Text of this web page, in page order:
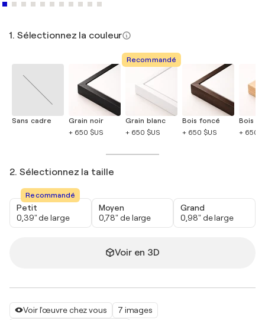
Voir l'œuvre chez vous
7 images
1. Sélectionnez la couleur
Sans cadre
Grain noir
+ 650 $US
Recommandé
Grain blanc
+ 650 $US
Bois foncé
+ 650 $US
Bois
+ 650
2. Sélectionnez la taille
Recommandé
Petit
0,39" de large
Moyen
0,78" de large
Grand
0,98" de large
Voir en 3D